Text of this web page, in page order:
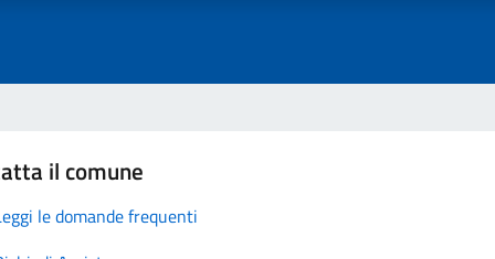
il comune
le domande frequenti